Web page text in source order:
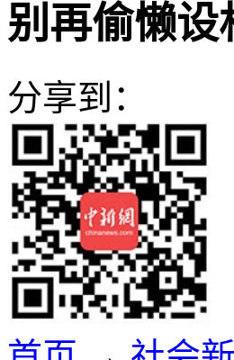
别再偷懒设
分享到：